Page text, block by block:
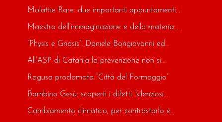
Malattie Rare: due importanti appuntamenti...
Maestro dell’immaginazione e della materia:...
“Physis e Gnosis”: Daniele Bongiovanni ed...
All’ASP di Catania la prevenzione non si...
Ragusa proclamata “Città del Formaggio”
Bambino Gesù: scoperti i difetti “silenziosi...
Cambiamento climatico, per contrastarlo è...